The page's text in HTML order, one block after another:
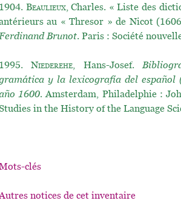
1904. Beaulieux, Charles. « Liste des
au « Thresor » de Nicot
Brunot. Paris : Société
1995.Niederehe, Hans-Josef.
y la lexicografía del español
1600. Amsterdam, Philadelphie :
in the History of the Language
clés
notices de cet inventaire